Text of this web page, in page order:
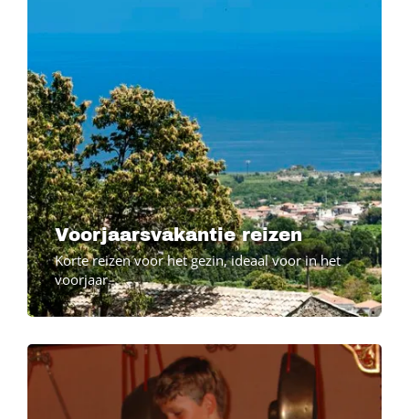
Voorjaarsvakantie reizen
Korte reizen voor het gezin, ideaal voor in het
voorjaar